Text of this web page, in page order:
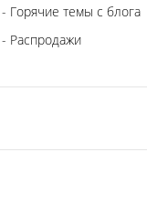
- Горячие темы с блога
- Распродажи